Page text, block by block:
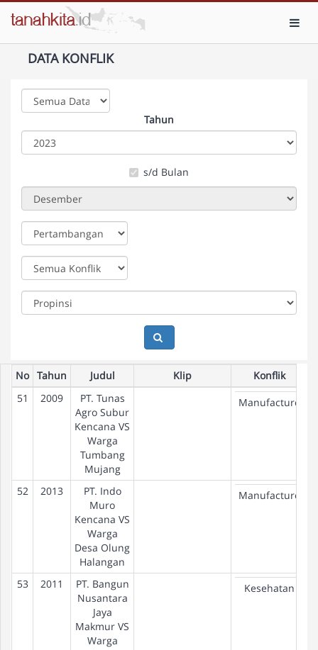
DATA KONFLIK
Tahun
s/d Bulan
No Tahun Judul Klip
Konflik
51
2009
PT. Tunas
Agro Subur
Kencana VS
Warga
Tumbang
Mujang
Manufacture
52 2013
PT. Indo
Muro
Kencana VS
Warga
Desa Olung
Halangan
Manufacture
53 2011
PT. Bangun
Nusantara
Jaya
Makmur VS
Warga
Kesehatan